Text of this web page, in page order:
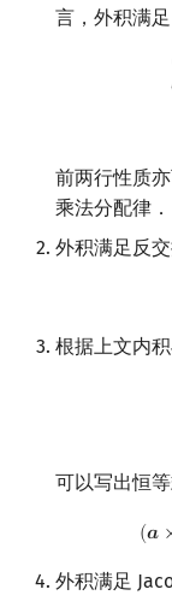
言，外积满足
前两行性质
乘法分配律．
外积满足反交
根据上文内
可以写出恒等
(𝒂
外积满足